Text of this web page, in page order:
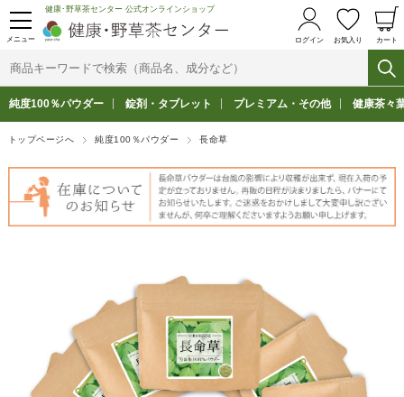
メニュー
健康･野草茶センター 公式オンラインショップ
ログイン お気入り カート
純度100％パウダー 錠剤・タブレット プレミアム・その他 健康茶々
トップページへ 純度100％パウダー 長命草